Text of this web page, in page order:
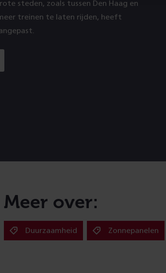
steden, zoals tussen Den Haag en
treinen te laten rijden, heeft
Meer over:
Duurzaamheid Zonnepanelen